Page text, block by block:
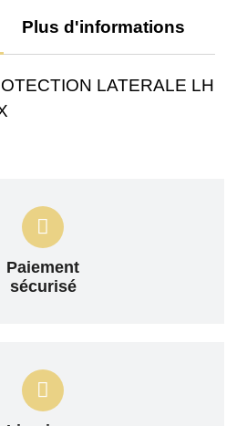
Plus d'informations
LATERALE LH
Paiement
sécurisé